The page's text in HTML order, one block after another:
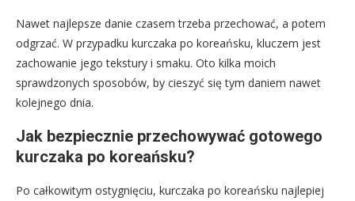
Nawet najlepsze danie czasem trzeba przechować, a potem
odgrzać. W przypadku kurczaka po koreańsku, kluczem jest
zachowanie jego tekstury i smaku. Oto kilka moich
sprawdzonych sposobów, by cieszyć się tym daniem nawet
kolejnego dnia.
Jak bezpiecznie przechowywać gotowego
kurczaka po koreańsku?
Po całkowitym ostygnięciu, kurczaka po koreańsku najlepiej